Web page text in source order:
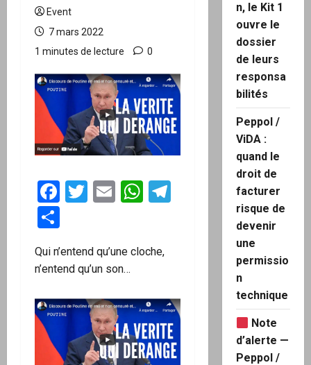
Event
7 mars 2022
1 minutes de lecture
0
Facebook
Twitter
EmailWhatsApp
Telegram
Qui n’entend qu’une cloche,
n’entend qu’un son…
n, le Kit 1
ouvre le
dossier
de leurs
responsa
bilités
Peppol /
ViDA :
quand le
droit de
facturer
risque de
devenir
une
permissio
n
technique
Note
d’alerte —
Peppol /